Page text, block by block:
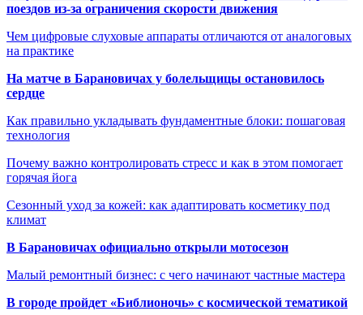
поездов из-за ограничения скорости движения
Чем цифровые слуховые аппараты отличаются от аналоговых
на практике
На матче в Барановичах у болельщицы остановилось
сердце
Как правильно укладывать фундаментные блоки: пошаговая
технология
Почему важно контролировать стресс и как в этом помогает
горячая йога
Сезонный уход за кожей: как адаптировать косметику под
климат
В Барановичах официально открыли мотосезон
Малый ремонтный бизнес: с чего начинают частные мастера
В городе пройдет «Библионочь» с космической тематикой